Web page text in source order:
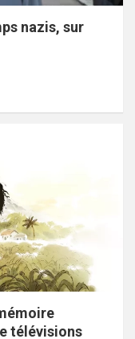
nazis, sur
télévisions